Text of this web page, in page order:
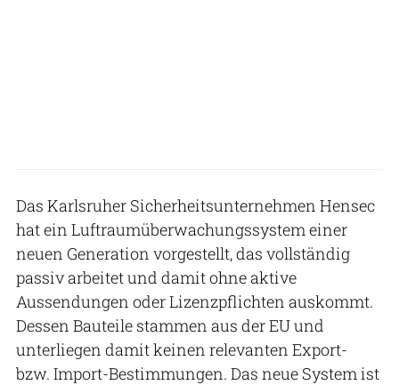
Das Karlsruher Sicherheitsunternehmen Hensec
hat ein Luftraumüberwachungssystem einer
neuen Generation vorgestellt, das vollständig
passiv arbeitet und damit ohne aktive
Aussendungen oder Lizenzpflichten auskommt.
Dessen Bauteile stammen aus der EU und
unterliegen damit keinen relevanten Export-
bzw. Import-Bestimmungen. Das neue System ist